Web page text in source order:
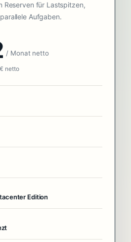
Reserven für Lastspitzen,
Aufgaben.
/ Monat netto
netto
Edition